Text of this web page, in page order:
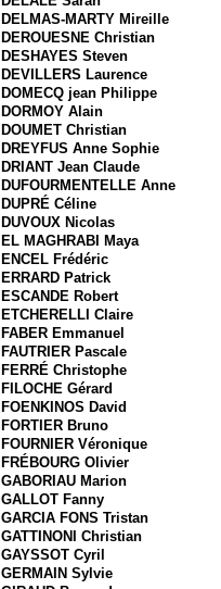
DELMAS-MARTY Mireille
DEROUESNE Christian
DESHAYES Steven
DEVILLERS Laurence
DOMECQ jean Philippe
DORMOY Alain
DOUMET Christian
DREYFUS Anne Sophie
DRIANT Jean Claude
DUFOURMENTELLE Anne
DUPRÉ Céline
DUVOUX Nicolas
EL MAGHRABI Maya
ENCEL Frédéric
ERRARD Patrick
ESCANDE Robert
ETCHERELLI Claire
FABER Emmanuel
FAUTRIER Pascale
FERRÉ Christophe
FILOCHE Gérard
FOENKINOS David
FORTIER Bruno
FOURNIER Véronique
FRÉBOURG Olivier
GABORIAU Marion
GALLOT Fanny
GARCIA FONS Tristan
GATTINONI Christian
GAYSSOT Cyril
GERMAIN Sylvie